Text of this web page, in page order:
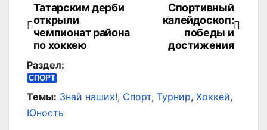
Навигация
по
записям
Спортивный
калейдоскоп:
победы и
достижения
Татарским дерби
открыли
чемпионат района
по хоккею
Раздел:
СПОРТ
Темы: Знай наших!, Спорт, Турнир, Хоккей,
Юность